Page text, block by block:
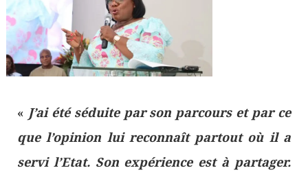
« J’ai été séduite par son parcours et par ce
que l’opinion lui reconnaît partout où il a
servi l’Etat. Son expérience est à partager.